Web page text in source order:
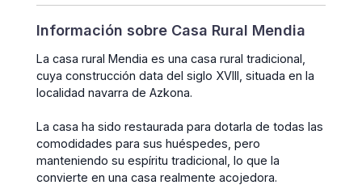
Información sobre Casa Rural Mendia
La casa rural Mendia es una casa rural tradicional,
cuya construcción data del siglo XVIII, situada en la
localidad navarra de Azkona.
La casa ha sido restaurada para dotarla de todas las
comodidades para sus huéspedes, pero
manteniendo su espíritu tradicional, lo que la
convierte en una casa realmente acojedora.